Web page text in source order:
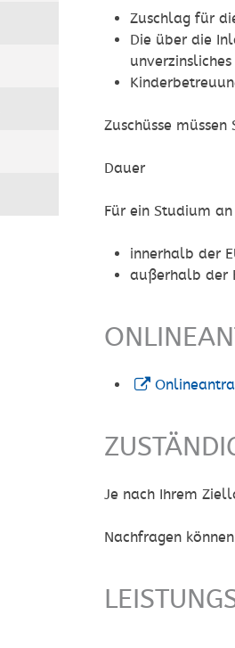
Zuschlag für
Die über die
Zuschüsse
Dauer
Für ein Studium
innerhalb der
außerhalb der
Je nach Ihrem
Nachfragen